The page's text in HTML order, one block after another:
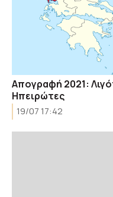
Απογραφή 2021:
Ηπειρώτες
19/07 17:42